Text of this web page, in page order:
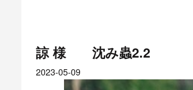
諒 様 沈み蟲2.2
2023-05-09